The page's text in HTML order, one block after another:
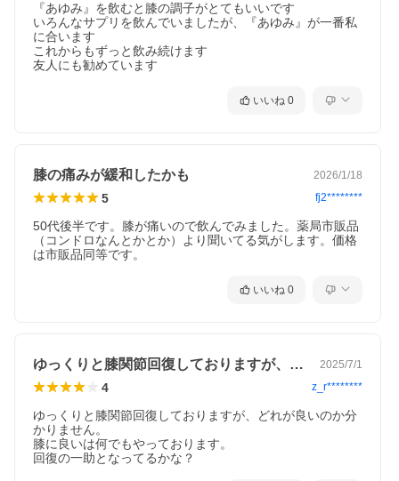
談してください。●一日摂取目安量をお守りください。●原料由来
により、色調に変化が生じる場合がありますが、品質に問題はご
ざいません。●本品は、疾病に罹患している者、未成年者、妊産婦
（妊娠を計画している者を含む。）及び授乳婦を対象に開発され
た食品ではありません。●本品は、事業者の責任において特定の保
届出されたものです。ただし、特定保健用食品と異なり、消費者
庁長官による個別審査を受けたものではありません。
【発売元】
さくらフォレスト株式会社
【原産国】
【商品区分】
も販売しております為、ご注文後に品切れのご案内をさせていた
だく場合がございます。あらかじめご了承下さいますようお願い
致します。
『あゆみ』を飲むと膝の調子がとてもいいです
いろんなサプリを飲んでいましたが、『あゆみ』が一番私
に合います
これからもずっと飲み続けます
友人にも勧めています
いいね 0
膝の痛みが緩和したかも 2026/1/18
5 fj2********
50代後半です。膝が痛いので飲んでみました。薬局市販品
（コンドロなんとかとか）より聞いてる気がします。価格
は市販品同等です。
いいね 0
ゆっくりと膝関節回復しておりますが、ど… 2025/7/1
4 z_r********
ゆっくりと膝関節回復しておりますが、どれが良いのか分
かりません。
膝に良いは何でもやっております。